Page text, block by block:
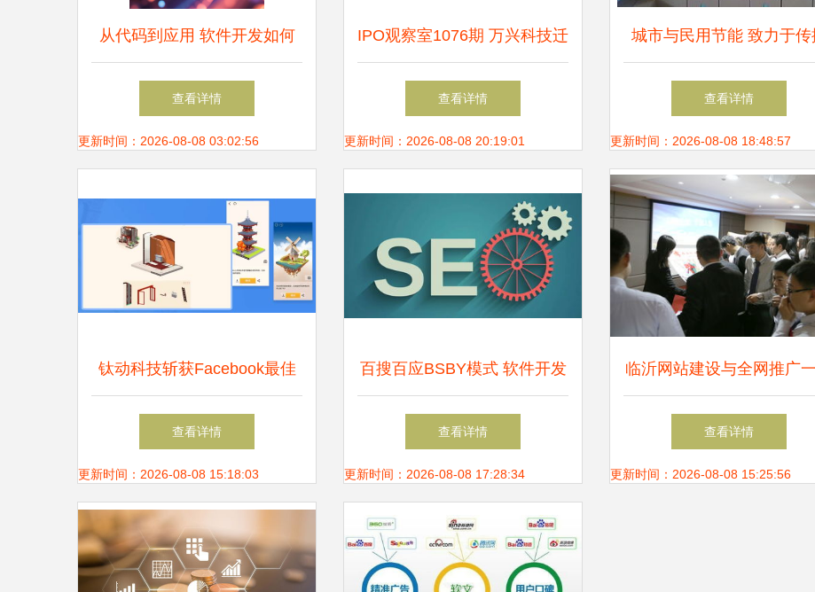
从代码到应用 软件开发如何
推动技术推广与落地创新
查看详情
更新时间：2026-08-08 03:02:56
IPO观察室1076期 万兴科技迁
址西藏再闯关，业绩增长存隐
患
查看详情
更新时间：2026-08-08 20:19:01
城市与民用节能 致力于传
节能环保信息和知识,推广
能环保产品和技术.节能环
新能源,节能减排,低碳经济
环经济,清洁技术
查看详情
更新时间：2026-08-08 18:48:57
钛动科技斩获Facebook最佳
游戏市场拓展奖，持续赋能游
戏出海与技术创新推广
查看详情
更新时间：2026-08-08 15:18:03
百搜百应BSBY模式 软件开发
领域的“不一样精彩”
查看详情
更新时间：2026-08-08 17:28:34
临沂网站建设与全网推广
化解决方案 山东鼎基信息
术引领企业数字化转型
查看详情
更新时间：2026-08-08 15:25:56